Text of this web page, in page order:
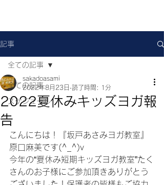
記事
全ての記事
スケジュール
全ての記事
2022夏休みキッズヨガ報
告
sakadoasami
2022年8月23日 読了時間: 1分
こんにちは！『坂戸あさみヨガ教室』
原口麻美です(^_^)v
今年の“夏休み短期キッズヨガ教室”たく
さんのお子様にご参加頂きありがとう